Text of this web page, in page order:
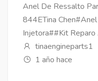
Anel De Ressalto
844ETina
Injetora##Kit Reparo
tinaengineparts1
1 año hace